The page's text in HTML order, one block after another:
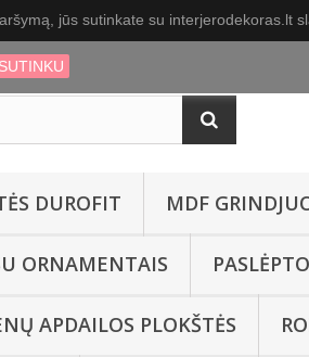
DUROFIT MDF
ORNAMENTAIS
APDAILOS PLOKŠTĖS
jūs sutinkate su interjerodekoras.lt
SUTINKU